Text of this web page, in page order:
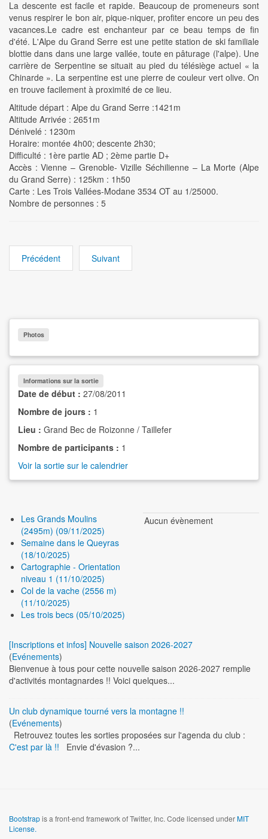
La descente est facile et rapide. Beaucoup de promeneurs sont
venus respirer le bon air, pique-niquer, profiter encore un peu des
vacances.Le cadre est enchanteur par ce beau temps de fin
d'été. L'Alpe du Grand Serre est une petite station de ski familiale
blottie dans dans une large vallée, toute en pâturage (l'alpe). Une
carrière de Serpentine se situait au pied du télésiège actuel « la
Chinarde ». La serpentine est une pierre de couleur vert olive. On
en trouve facilement à proximité de ce lieu.
Altitude départ : Alpe du Grand Serre :1421m
Altitude Arrivée : 2651m
Dénivelé : 1230m
Horaire: montée 4h00; descente 2h30;
Difficulté : 1ère partie AD ; 2ème partie D+
Accès : Vienne – Grenoble- Vizille Séchilienne – La Morte (Alpe
du Grand Serre) : 125km : 1h50
Carte : Les Trois Vallées-Modane 3534 OT au 1/25000.
Nombre de personnes : 5
Précédent Suivant
Photos
Informations sur la sortie
Date de début : 27/08/2011
Nombre de jours : 1
Lieu : Grand Bec de Roizonne / Taillefer
Nombre de participants : 1
Voir la sortie sur le calendrier
Les Grands Moulins
(2495m) (09/11/2025)
Semaine dans le Queyras
(18/10/2025)
Cartographie - Orientation
niveau 1 (11/10/2025)
Col de la vache (2556 m)
(11/10/2025)
Les trois becs (05/10/2025)
Aucun évènement
[Inscriptions et infos] Nouvelle saison 2026-2027
(Evénements)
Bienvenue à tous pour cette nouvelle saison 2026-2027 remplie
d'activités montagnardes !! Voici quelques...
Un club dynamique tourné vers la montagne !!
(Evénements)
Retrouvez toutes les sorties proposées sur l'agenda du club :
C'est par là !! Envie d'évasion ?...
Bootstrapis a front-end framework of Twitter, Inc. Code licensed underMIT
License.